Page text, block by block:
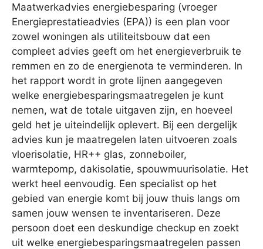
Maatwerkadvies energiebesparing (vroeger
Energieprestatieadvies (EPA)) is een plan voor
zowel woningen als utiliteitsbouw dat een
compleet advies geeft om het energieverbruik te
remmen en zo de energienota te verminderen. In
het rapport wordt in grote lijnen aangegeven
welke energiebesparingsmaatregelen je kunt
nemen, wat de totale uitgaven zijn, en hoeveel
geld het je uiteindelijk oplevert. Bij een dergelijk
advies kun je maatregelen laten uitvoeren zoals
vloerisolatie, HR++ glas, zonneboiler,
warmtepomp, dakisolatie, spouwmuurisolatie. Het
werkt heel eenvoudig. Een specialist op het
gebied van energie komt bij jouw thuis langs om
samen jouw wensen te inventariseren. Deze
persoon doet een deskundige checkup en zoekt
uit welke energiebesparingsmaatregelen passen